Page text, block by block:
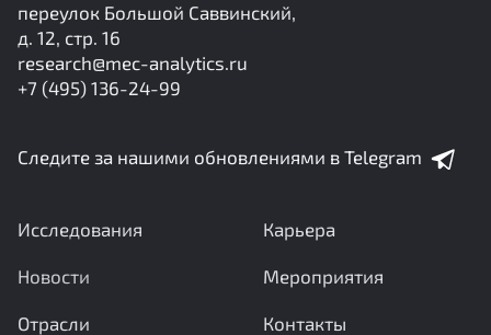
переулок Большой Саввинский,
д. 12, стр. 16
research@mec-analytics.ru
+7 (495) 136-24-99
Следите за нашими обновлениями в Telegram
Исследования
Новости
Отрасли
Карьера
Мероприятия
Контакты